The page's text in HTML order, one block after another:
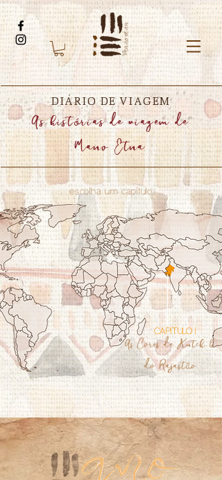
escolha um capítulo
CAPÍTULO I
As Cores de Kutch &
do Rajastão
.
DIÁRIO DE VIAGEM
As histórias de viagem de
Mano Etna